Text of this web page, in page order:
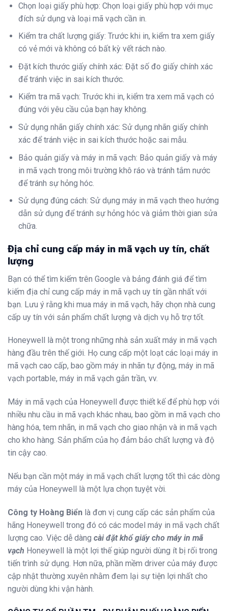
Chọn loại giấy phù hợp: Chọn loại giấy phù hợp với mục
đích sử dụng và loại mã vạch cần in.
Kiểm tra chất lượng giấy: Trước khi in, kiểm tra xem giấy
có vẻ mới và không có bất kỳ vết rách nào.
Đặt kích thước giấy chính xác: Đặt số đo giấy chính xác
để tránh việc in sai kích thước.
Kiểm tra mã vạch: Trước khi in, kiểm tra xem mã vạch có
đúng với yêu cầu của bạn hay không.
Sử dụng nhãn giấy chính xác: Sử dụng nhãn giấy chính
xác để tránh việc in sai kích thước hoặc sai mẫu.
Bảo quản giấy và máy in mã vạch: Bảo quản giấy và máy
in mã vạch trong môi trường khô ráo và tránh tắm nước
để tránh sự hỏng hóc.
Sử dụng đúng cách: Sử dụng máy in mã vạch theo hướng
dẫn sử dụng để tránh sự hỏng hóc và giảm thời gian sửa
chữa.
Địa chỉ cung cấp máy in mã vạch uy tín, chất
lượng
Bạn có thể tìm kiếm trên Google và bảng đánh giá để tìm
kiếm địa chỉ cung cấp máy in mã vạch uy tín gần nhất với
bạn. Lưu ý rằng khi mua máy in mã vạch, hãy chọn nhà cung
cấp uy tín với sản phẩm chất lượng và dịch vụ hỗ trợ tốt.
Honeywell là một trong những nhà sản xuất máy in mã vạch
hàng đầu trên thế giới. Họ cung cấp một loạt các loại máy in
mã vạch cao cấp, bao gồm máy in nhãn tự động, máy in mã
vạch portable, máy in mã vạch gắn trần, vv.
Máy in mã vạch của Honeywell được thiết kế để phù hợp với
nhiều nhu cầu in mã vạch khác nhau, bao gồm in mã vạch cho
hàng hóa, tem nhãn, in mã vạch cho giao nhận và in mã vạch
cho kho hàng. Sản phẩm của họ đảm bảo chất lượng và độ
tin cậy cao.
Nếu bạn cần một máy in mã vạch chất lượng tốt thì các dòng
máy của Honeywell là một lựa chọn tuyệt vời.
Công ty Hoàng Biển là đơn vị cung cấp các sản phẩm của
hãng Honeywell trong đó có các model máy in mã vạch chất
lượng cao. Việc dễ dàng cài đặt khổ giấy cho máy in mã
vạch Honeywell là một lợi thế giúp người dùng ít bị rối trong
tiến trình sử dụng. Hơn nữa, phần mềm driver của máy được
cập nhật thường xuyên nhằm đem lại sự tiện lợi nhất cho
người dùng khi vận hành.